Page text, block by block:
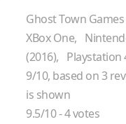
Ghost Town Games
XBox One,
(2016), Playstation
9/10, based on3
is shown
9.5/10-4votes